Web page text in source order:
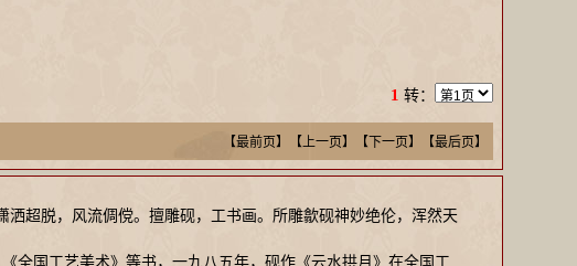
1 转：
【最前页】【上一页】 【下一页】【最后页】
超脱，风流倜傥。擅雕砚，工书画。所雕歙砚神妙绝伦，浑然天
全国工艺美术》等书，一九八五年，砚作《云水拱月》在全国工